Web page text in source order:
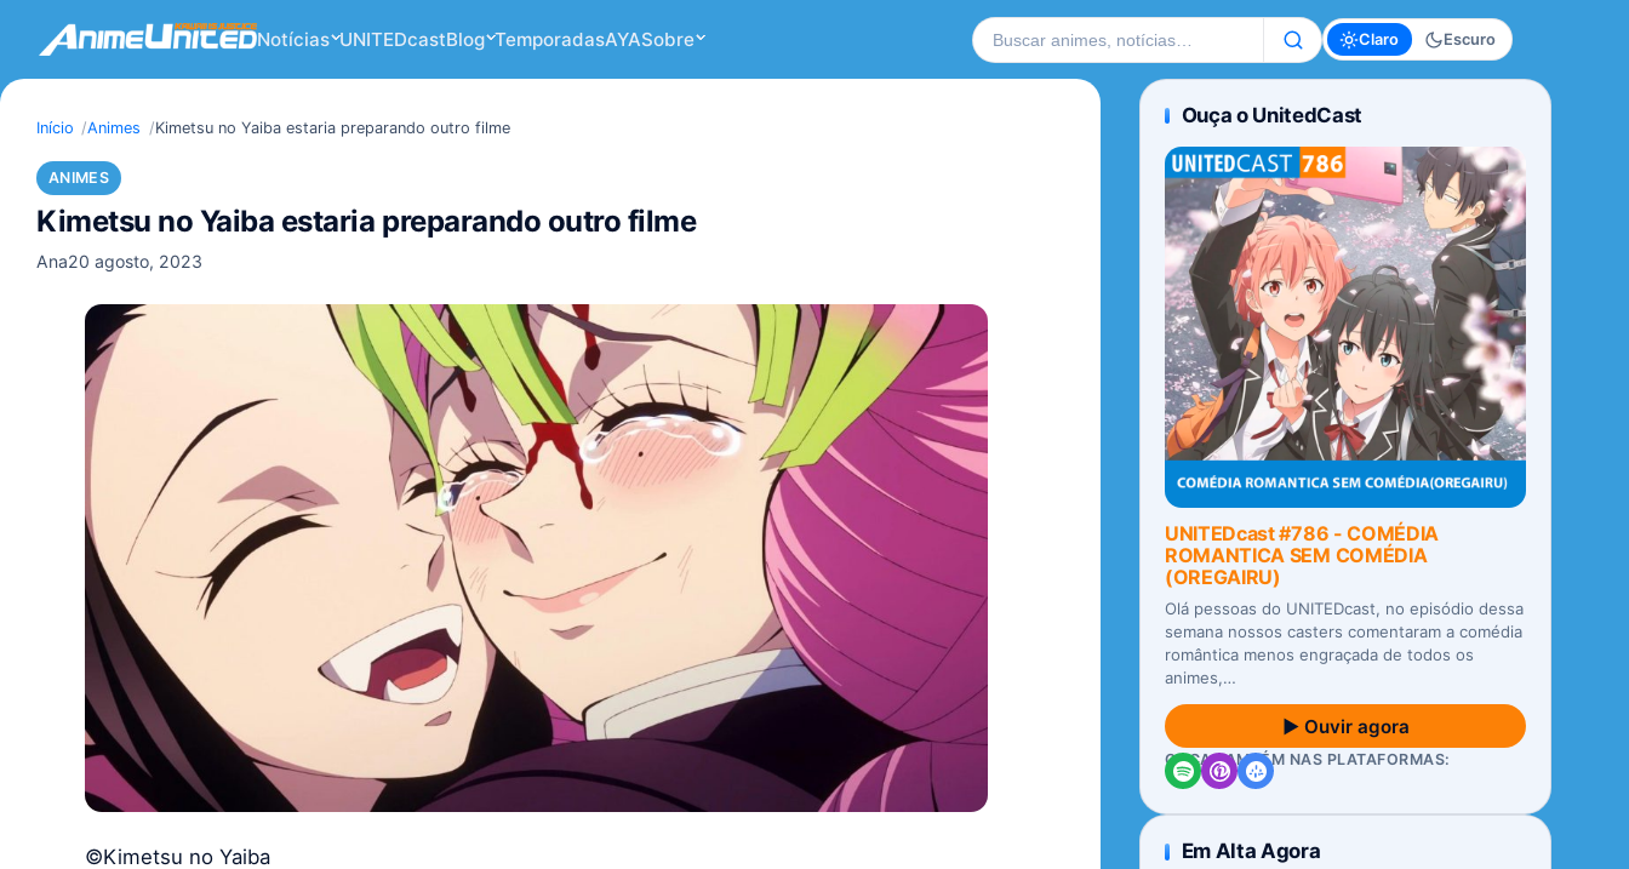
Notícias UNITEDcastBlog TemporadasAYASobre Buscar no site Claro Escuro
Início Animes Kimetsu no Yaiba estaria preparando outro filme
ANIMES
Kimetsu no Yaiba estaria preparando outro filme
Ana20 agosto, 2023
©Kimetsu no Yaiba
Ouça o UnitedCast
UNITEDcast #786 - COMÉDIA
ROMANTICA SEM COMÉDIA
(OREGAIRU)
Olá pessoas do UNITEDcast, no episódio dessa
semana nossos casters comentaram a comédia
romântica menos engraçada de todos os
animes,…
▶ Ouvir agora
OUÇA TAMBÉM NAS PLATAFORMAS:
Em Alta Agora